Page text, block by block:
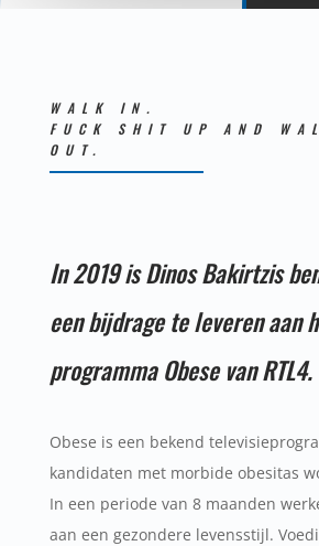
WALK IN.
FUCK SHIT UP AND
OUT.
In 2019 is Dinos Bakirtzis
een bijdrage te leveren aan
programma Obese van RTL4.
Obese is een bekend
kandidaten met morbide obesitas
In een periode van 8 maanden
aan een gezondere levensstijl.